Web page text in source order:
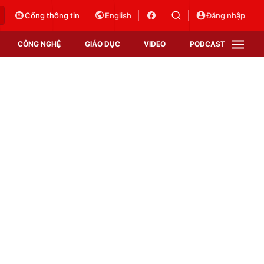
Cổng thông tin English Đăng nhập
CÔNG NGHỆ GIÁO DỤC VIDEO PODCAST